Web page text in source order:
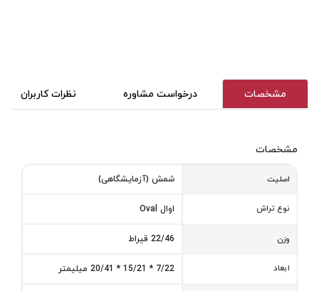
مشخصات درخواست مشاوره نظرات کاربران
مشخصات
اصلیت شمش (آزمایشگاهی)
نوع تراش اوال Oval
وزن 22/46 قیراط
ابعاد 7/22 * 15/21 * 20/41 میلیمتر